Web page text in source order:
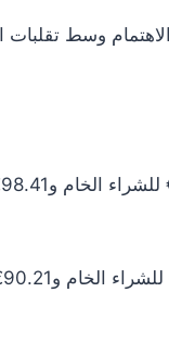
وسط تقلبات